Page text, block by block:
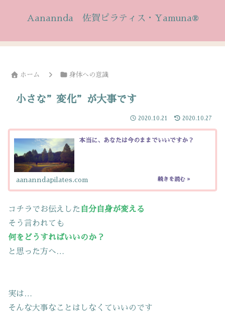
Aanannda 佐賀ピラティス・Yamuna®
ホーム 身体への意識
小さな”変化”が大事です
2020.10.21 2020.10.27
本当に、あなたは今のままでいいですか？
aananndapilates.com
コチラでお伝えした 自分自身が変える
そう言われても
何をどうすればいいのか？
と思った方へ…
実は…
そんな大事なことはしなくていいのです